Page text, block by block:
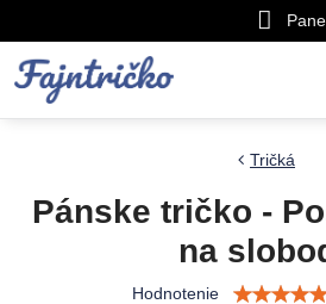
Tričká
Pánske tričko -
na
Hodnotenie